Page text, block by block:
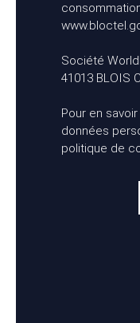
Société
41013 BLOIS
Pour en
données
politique de